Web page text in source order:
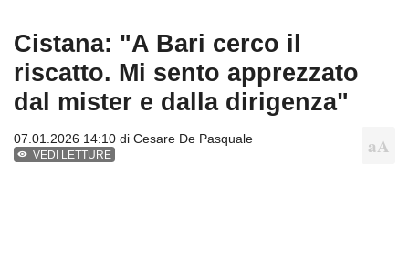
Cistana: "A Bari cerco il
riscatto. Mi sento apprezzato
dal mister e dalla dirigenza"
07.01.2026 14:10 di Cesare De Pasquale
VEDI LETTURE